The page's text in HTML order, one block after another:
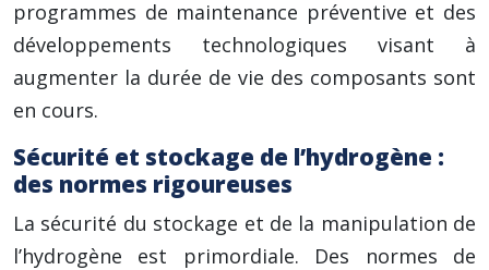
programmes de maintenance préventive et des
développements technologiques visant à
augmenter la durée de vie des composants sont
en cours.
Sécurité et stockage de l’hydrogène :
des normes rigoureuses
La sécurité du stockage et de la manipulation de
l’hydrogène est primordiale. Des normes de